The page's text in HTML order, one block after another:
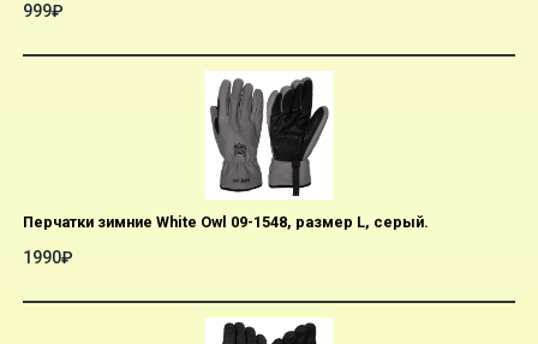
999₽
Перчатки зимние White Owl 09-1548, размер L, серый.
1990₽